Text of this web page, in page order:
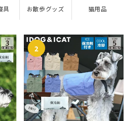
具 お散歩グッズ 猫用品